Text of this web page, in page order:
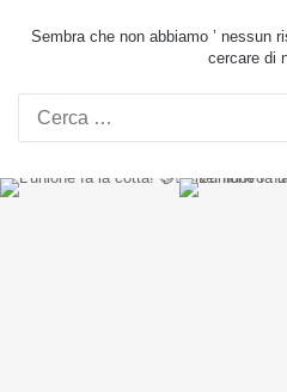
Sembra che non abbiamo ’ nessun
cercare di